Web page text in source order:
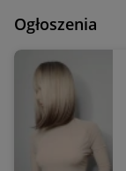
Ogłoszenia